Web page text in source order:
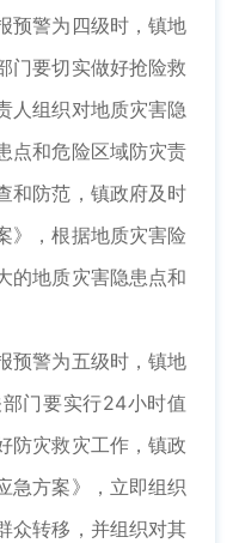
预警为四级时，镇地
门要切实做好抢险救
人组织对地质灾害隐
点和危险区域防灾责
和防范，镇政府及时
》，根据地质灾害险
的地质灾害隐患点和
预警为五级时，镇地
门要实行24小时值
防灾救灾工作，镇政
急方案》，立即组织
众转移，并组织对其